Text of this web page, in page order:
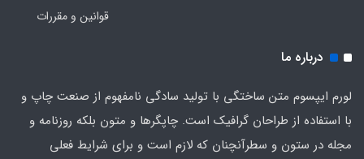
قوانین و مقررات
درباره ما
لورم ایپسوم متن ساختگی با تولید سادگی نامفهوم از صنعت چاپ و
با استفاده از طراحان گرافیک است. چاپگرها و متون بلکه روزنامه و
مجله در ستون و سطرآنچنان که لازم است و برای شرایط فعلی